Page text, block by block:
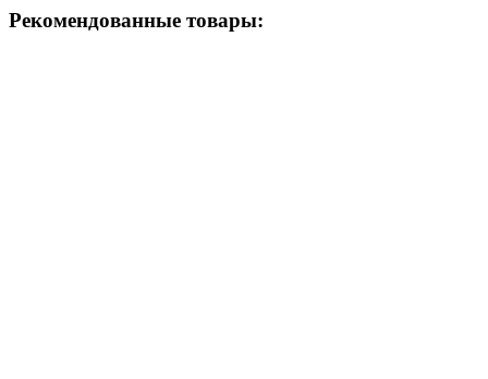
Рекомендованные товары: